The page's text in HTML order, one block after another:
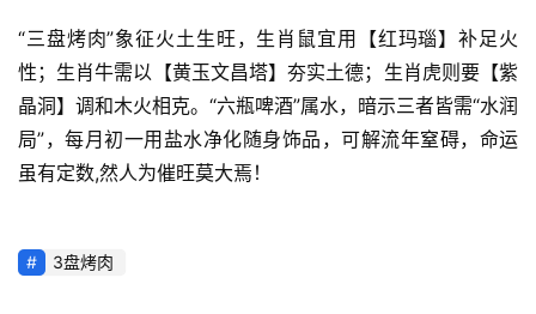
“三盘烤肉”象征火土生旺，生肖鼠宜用【红玛瑙】补足火
性；生肖牛需以【黄玉文昌塔】夯实土德；生肖虎则要【紫
晶洞】调和木火相克。“六瓶啤酒”属水，暗示三者皆需“水润
局”，每月初一用盐水净化随身饰品，可解流年窒碍，命运
虽有定数,然人为催旺莫大焉！
3盘烤肉